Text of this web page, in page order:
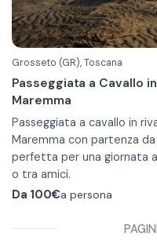
Grosseto (GR), Toscana
Passeggiata a Cavallo
Maremma
Passeggiata a cavallo in
Maremma con partenza
perfetta per una giornata
o tra amici.
L'esperienza inizia al
l'attrezzatura per montare
Da 100€a persona